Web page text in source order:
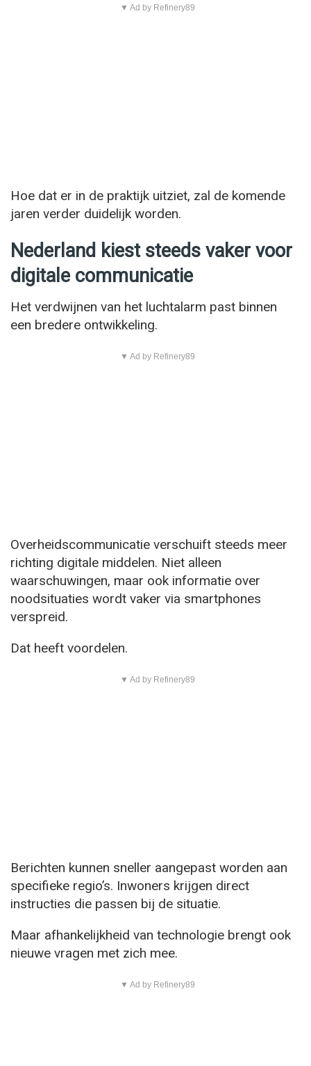
▼ Ad by Refinery89
Hoe dat er in de praktijk uitziet, zal de komende
jaren verder duidelijk worden.
Nederland kiest steeds vaker voor
digitale communicatie
Het verdwijnen van het luchtalarm past binnen
een bredere ontwikkeling.
▼ Ad by Refinery89
Overheidscommunicatie verschuift steeds meer
richting digitale middelen. Niet alleen
waarschuwingen, maar ook informatie over
noodsituaties wordt vaker via smartphones
verspreid.
Dat heeft voordelen.
▼ Ad by Refinery89
Berichten kunnen sneller aangepast worden aan
specifieke regio’s. Inwoners krijgen direct
instructies die passen bij de situatie.
Maar afhankelijkheid van technologie brengt ook
nieuwe vragen met zich mee.
▼ Ad by Refinery89